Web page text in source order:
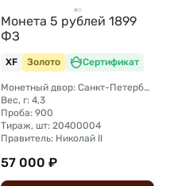
Монета 5 рублей 1899
ФЗ
XF Золото Сертификат
Монетный двор: Санкт-Петербургский монетный двор
Вес, г: 4,3
Проба: 900
Тираж, шт: 20400004
Правитель: Николай II
57 000 ₽